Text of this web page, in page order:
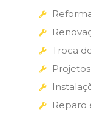
Troca
Reparo